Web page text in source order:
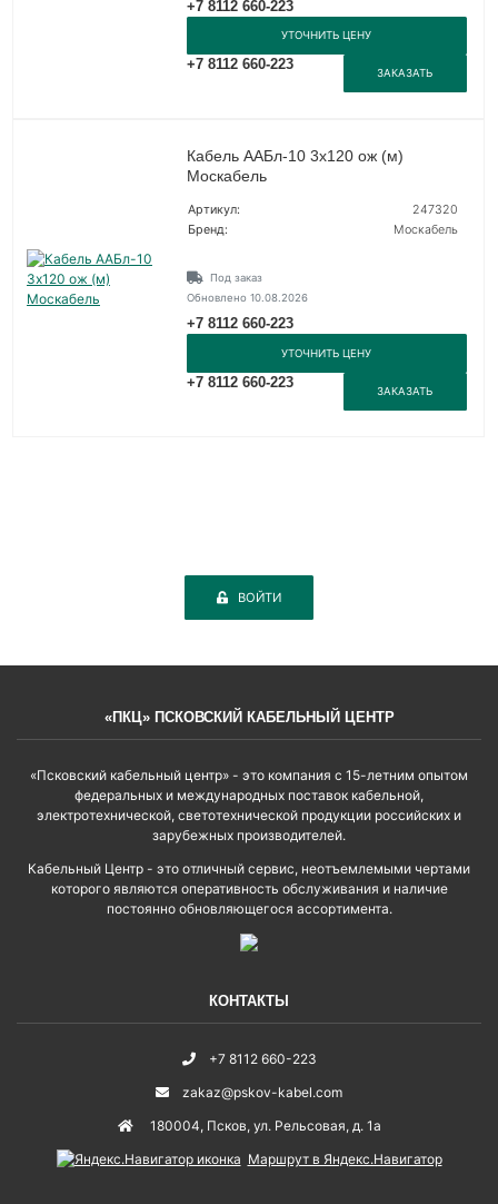
+7 8112 660-223
УТОЧНИТЬ ЦЕНУ
+7 8112 660-223
ЗАКАЗАТЬ
Кабель ААБл-10 3х120 ож (м)
Москабель
Артикул:
247320
Бренд:
Москабель
Под заказ
Обновлено 10.08.2026
+7 8112 660-223
УТОЧНИТЬ ЦЕНУ
+7 8112 660-223
ЗАКАЗАТЬ
ВОЙТИ
«ПКЦ» ПСКОВСКИЙ КАБЕЛЬНЫЙ ЦЕНТР
«Псковский кабельный центр» - это компания с 15-летним опытом
федеральных и международных поставок кабельной,
электротехнической, светотехнической продукции российских и
зарубежных производителей.
Кабельный Центр - это отличный сервис, неотъемлемыми чертами
которого являются оперативность обслуживания и наличие
постоянно обновляющегося ассортимента.
КОНТАКТЫ
+7 8112 660-223
zakaz@pskov-kabel.com
180004, Псков, ул. Рельсовая, д. 1а
Маршрут в Яндекс.Навигатор